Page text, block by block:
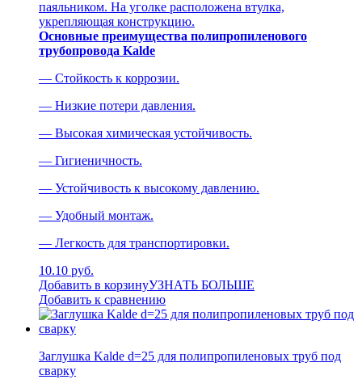
паяльником. На уголке расположена втулка,
укрепляющая конструкцию.
Основные преимущества полипропиленового
трубопровода Kalde
— Стойкость к коррозии.
— Низкие потери давления.
— Высокая химическая устойчивость.
— Гигиеничность.
— Устойчивость к высокому давлению.
— Удобный монтаж.
— Легкость для транспортировки.
10.10 руб.
Добавить в корзинуУЗНАТЬ БОЛЬШЕ
Добавить к сравнению
Заглушка Kalde d=25 для полипропиленовых труб под
сварку